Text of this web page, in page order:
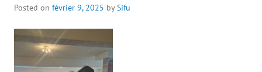
Posted on février 9, 2025 bySifu